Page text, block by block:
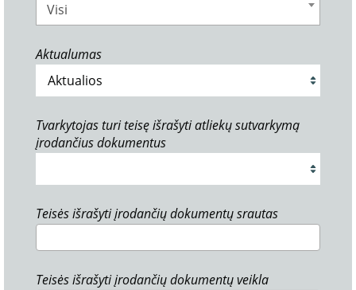
Visi
Aktualumas
Tvarkytojas turi teisę išrašyti atliekų sutvarkymą
įrodančius dokumentus
Teisės išrašyti įrodančių dokumentų srautas
Teisės išrašyti įrodančių dokumentų veikla